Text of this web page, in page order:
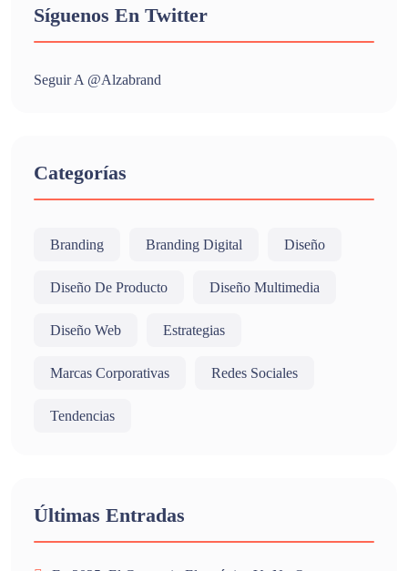
Síguenos En Twitter
Seguir A @alzabrand
Categorías
Branding Branding Digital Diseño
Diseño De Producto Diseño Multimedia
Diseño Web Estrategias
Marcas Corporativas Redes Sociales
Tendencias
Últimas Entradas